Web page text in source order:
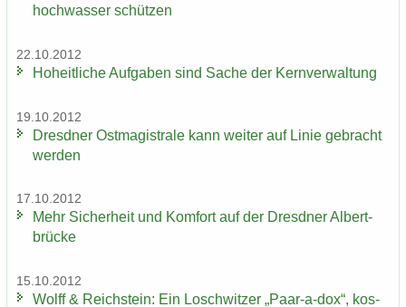
hoch­was­ser schüt­zen
22.10.2012
Ho­heit­li­che Auf­ga­ben sind Sache der Kern­ver­wal­tung
19.10.2012
Dresd­ner Ost­ma­gis­tra­le kann wei­ter auf Linie ge­bracht
wer­den
17.10.2012
Mehr Si­cher­heit und Kom­fort auf der Dresd­ner Al­bert­
brü­cke
15.10.2012
Wolff & Reichs­tein: Ein Losch­wit­zer „Paar-​a-dox“, kos­